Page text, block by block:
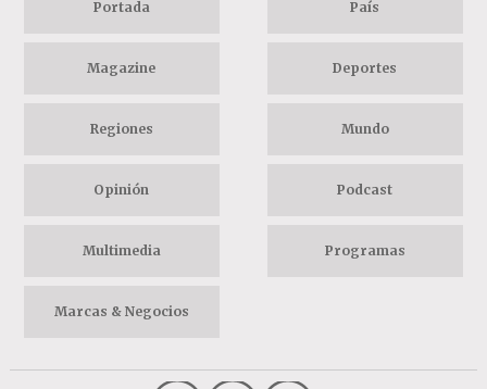
Portada País
Magazine Deportes
Regiones Mundo
Opinión Podcast
Multimedia Programas
Marcas & Negocios